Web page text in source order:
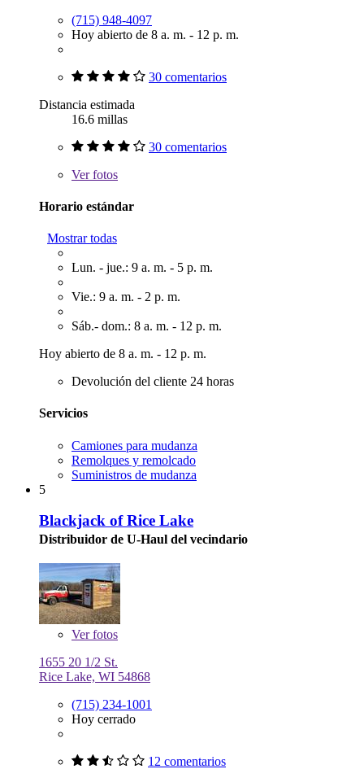
(715) 948-4097
Hoy abierto de 8 a. m. - 12 p. m.
30 comentarios
Distancia estimada
16.6 millas
30 comentarios
Verfotos
Horario estándar
Mostrar todas
Lun. - jue.: 9 a. m. - 5 p. m.
Vie.: 9 a. m. - 2 p. m.
Sáb.- dom.: 8 a. m. - 12 p. m.
Hoy abierto de 8 a. m. - 12 p. m.
Devolución del cliente 24 horas
Servicios
Camiones para mudanza
Remolques y remolcado
Suministros de mudanza
5
Blackjack of Rice Lake
Distribuidor de U-Haul del vecindario
Verfotos
1655 20 1/2 St.
Rice Lake, WI 54868
(715) 234-1001
Hoy cerrado
12 comentarios